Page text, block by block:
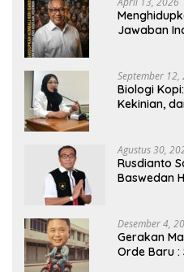
Jawaban
September 12,
Biologi
Kekinian,
Agustus 30,
Rusdianto
Baswedan
Desember 4,
Gerakan
Orde Baru :